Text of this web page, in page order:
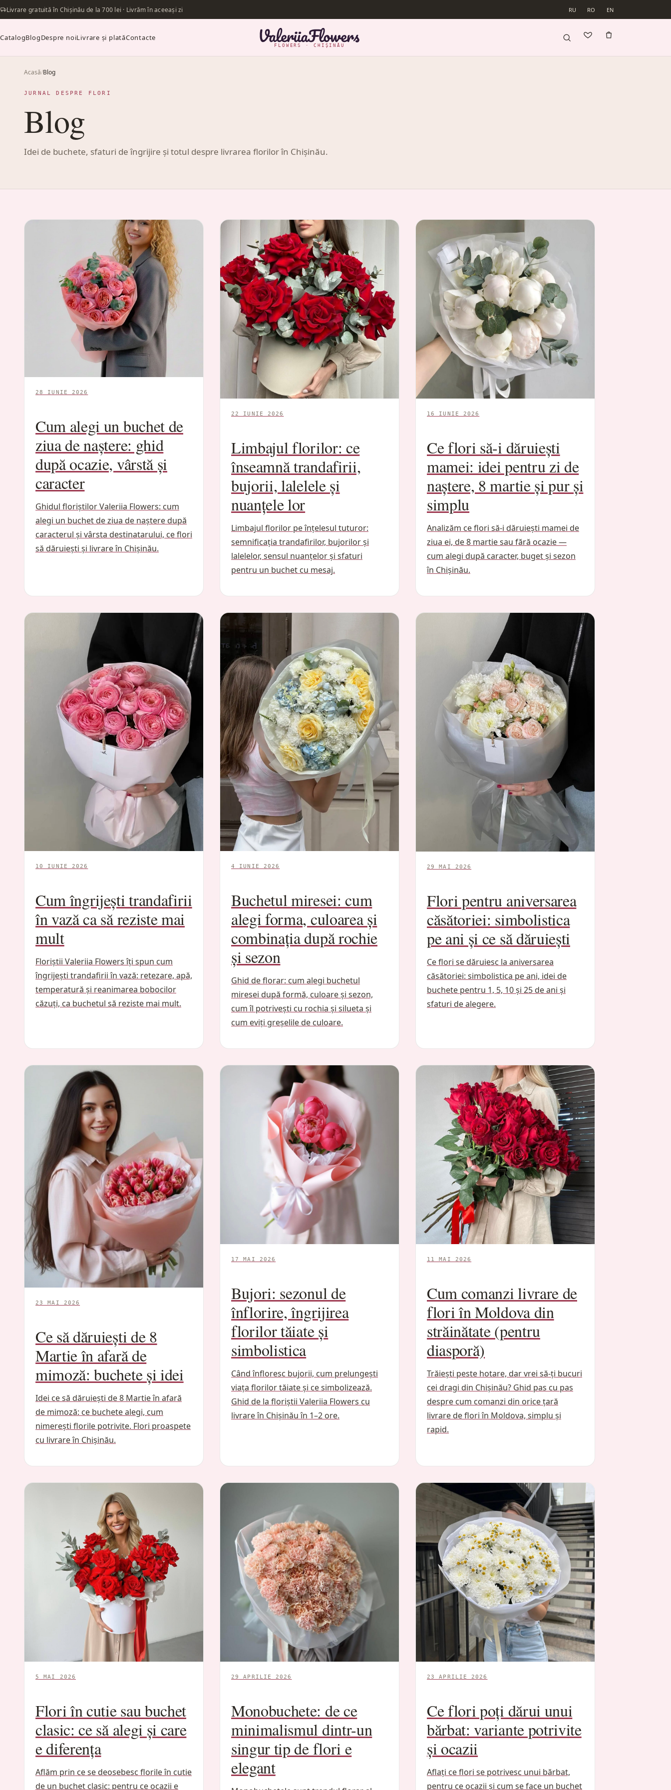
Livrare gratuită în Chișinău de la 700 lei · Livrăm în aceeași zi RU RO EN
CatalogBlogDespre noiLivrare și platăContacte
FLOWERS · CHIȘINĂU
Acasă/Blog
JURNAL DESPRE FLORI
Blog
Idei de buchete, sfaturi de îngrijire și totul despre livrarea florilor în Chișinău.
28 IUNIE 2026
Cum alegi un buchet de
ziua de naștere: ghid
după ocazie, vârstă și
caracter
Ghidul floriștilor Valeriia Flowers: cum
alegi un buchet de ziua de naștere după
caracterul și vârsta destinatarului, ce flori
să dăruiești și livrare în Chișinău.
22 IUNIE 2026
Limbajul florilor: ce
înseamnă trandafirii,
bujorii, lalelele și
nuanțele lor
Limbajul florilor pe înțelesul tuturor:
semnificația trandafirilor, bujorilor și
lalelelor, sensul nuanțelor și sfaturi
pentru un buchet cu mesaj.
16 IUNIE 2026
Ce flori să-i dăruiești
mamei: idei pentru zi de
naștere, 8 martie și pur și
simplu
Analizăm ce flori să-i dăruiești mamei de
ziua ei, de 8 martie sau fără ocazie —
cum alegi după caracter, buget și sezon
în Chișinău.
10 IUNIE 2026
Cum îngrijești trandafirii
în vază ca să reziste mai
mult
Floriștii Valeriia Flowers îți spun cum
îngrijești trandafirii în vază: retezare, apă,
temperatură și reanimarea bobocilor
căzuți, ca buchetul să reziste mai mult.
4 IUNIE 2026
Buchetul miresei: cum
alegi forma, culoarea și
combinația după rochie
și sezon
Ghid de florar: cum alegi buchetul
miresei după formă, culoare și sezon,
cum îl potrivești cu rochia și silueta și
cum eviți greșelile de culoare.
29 MAI 2026
Flori pentru aniversarea
căsătoriei: simbolistica
pe ani și ce să dăruiești
Ce flori se dăruiesc la aniversarea
căsătoriei: simbolistica pe ani, idei de
buchete pentru 1, 5, 10 și 25 de ani și
sfaturi de alegere.
23 MAI 2026
Ce să dăruiești de 8
Martie în afară de
mimoză: buchete și idei
Idei ce să dăruiești de 8 Martie în afară
de mimoză: ce buchete alegi, cum
nimerești florile potrivite. Flori proaspete
cu livrare în Chișinău.
17 MAI 2026
Bujori: sezonul de
înflorire, îngrijirea
florilor tăiate și
simbolistica
Când înfloresc bujorii, cum prelungești
viața florilor tăiate și ce simbolizează.
Ghid de la floriștii Valeriia Flowers cu
livrare în Chișinău în 1–2 ore.
11 MAI 2026
Cum comanzi livrare de
flori în Moldova din
străinătate (pentru
diasporă)
Trăiești peste hotare, dar vrei să-ți bucuri
cei dragi din Chișinău? Ghid pas cu pas
despre cum comanzi din orice țară
livrare de flori în Moldova, simplu și
rapid.
5 MAI 2026
Flori în cutie sau buchet
clasic: ce să alegi și care
e diferența
Aflăm prin ce se deosebesc florile în cutie
de un buchet clasic: pentru ce ocazii e
29 APRILIE 2026
Monobuchete: de ce
minimalismul dintr-un
singur tip de flori e
elegant
23 APRILIE 2026
Ce flori poți dărui unui
bărbat: variante potrivite
și ocazii
Aflați ce flori se potrivesc unui bărbat,
pentru ce ocazii și cum se face un buchet